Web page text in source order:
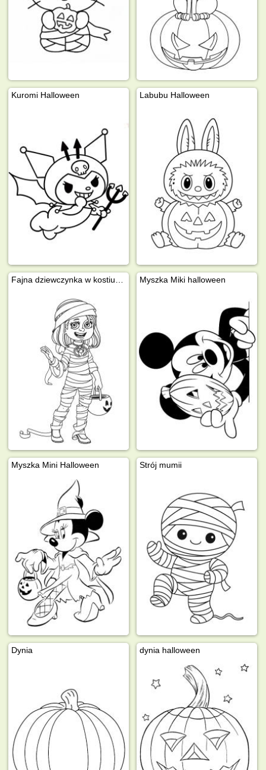
Kuromi Halloween Labubu Halloween
Fajna dziewczynka w kostiumie mumii z dynią Myszka Miki halloween
Myszka Mini Halloween Strój mumii
Dynia dynia halloween